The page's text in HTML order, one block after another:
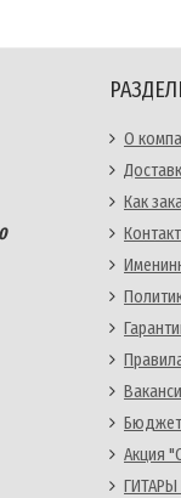
О
Как
Акция
ГИТАРЫ